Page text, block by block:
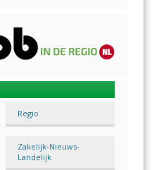
Regio
Zakelijk-Nieuws-
Landelijk